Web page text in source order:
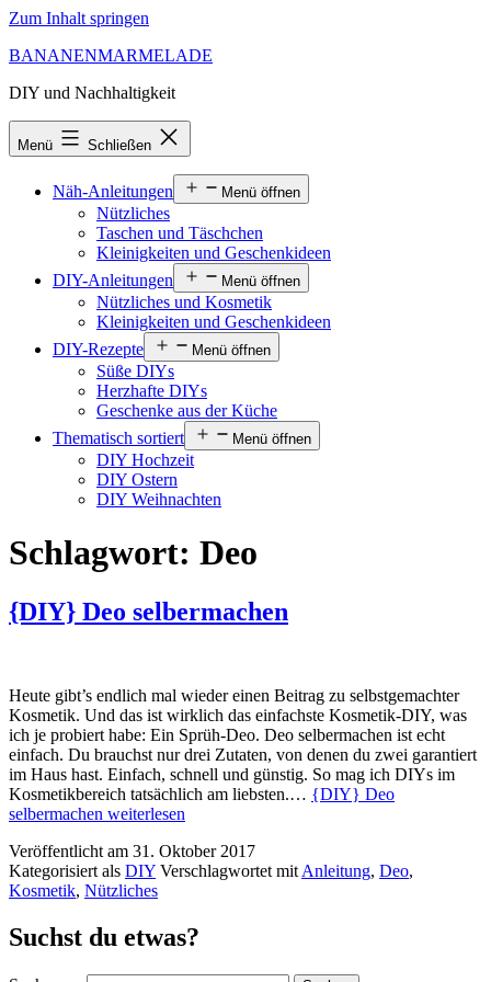
Zum Inhalt springen
BANANENMARMELADE
DIY und Nachhaltigkeit
Menü Schließen
Näh-Anleitungen Menü öffnen
Nützliches
Taschen und Täschchen
Kleinigkeiten und Geschenkideen
DIY-Anleitungen
Menü öffnen
Nützliches und Kosmetik
Kleinigkeiten und Geschenkideen
DIY-Rezepte
Menü öffnen
Süße DIYs
Herzhafte DIYs
Geschenke aus der Küche
Thematisch sortiert
Menü öffnen
DIY Hochzeit
DIY Ostern
DIY Weihnachten
Schlagwort: Deo
{DIY} Deo selbermachen
Heute gibt’s endlich mal wieder einen Beitrag zu selbstgemachter
Kosmetik. Und das ist wirklich das einfachste Kosmetik-DIY, was
ich je probiert habe: Ein Sprüh-Deo. Deo selbermachen ist echt
einfach. Du brauchst nur drei Zutaten, von denen du zwei garantiert
im Haus hast. Einfach, schnell und günstig. So mag ich DIYs im
Kosmetikbereich tatsächlich am liebsten.… {DIY} Deo
selbermachen weiterlesen
Veröffentlicht am 31. Oktober 2017
Kategorisiert als DIY Verschlagwortet mit Anleitung, Deo,
Kosmetik, Nützliches
Suchst du etwas?